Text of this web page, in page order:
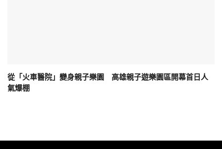
從「火車醫院」變身親子樂園 高雄親子遊樂園區開幕首日人
氣爆棚